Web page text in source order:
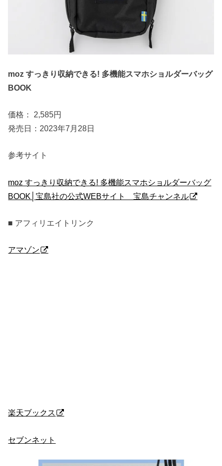
moz すっきり収納できる! 多機能スマホショルダーバッグ
BOOK
価格： 2,585円
発売日：2023年7月28日
参考サイト
moz すっきり収納できる! 多機能スマホショルダーバッグ
BOOK│宝島社の公式WEBサイト 宝島チャンネル
■ アフィリエイトリンク
アマゾン
楽天ブックス
セブンネット